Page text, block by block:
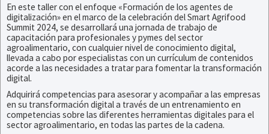
En este taller con el enfoque «Formación de los agentes de
digitalización» en el marco de la celebración del Smart Agrifood
Summit 2024, se desarrollará una jornada de trabajo de
capacitación para profesionales y pymes del sector
agroalimentario, con cualquier nivel de conocimiento digital,
llevada a cabo por especialistas con un currículum de contenidos
acorde a las necesidades a tratar para fomentar la transformación
digital.
Adquirirá competencias para asesorar y acompañar a las empresas
en su transformación digital a través de un entrenamiento en
competencias sobre las diferentes herramientas digitales para el
sector agroalimentario, en todas las partes de la cadena.